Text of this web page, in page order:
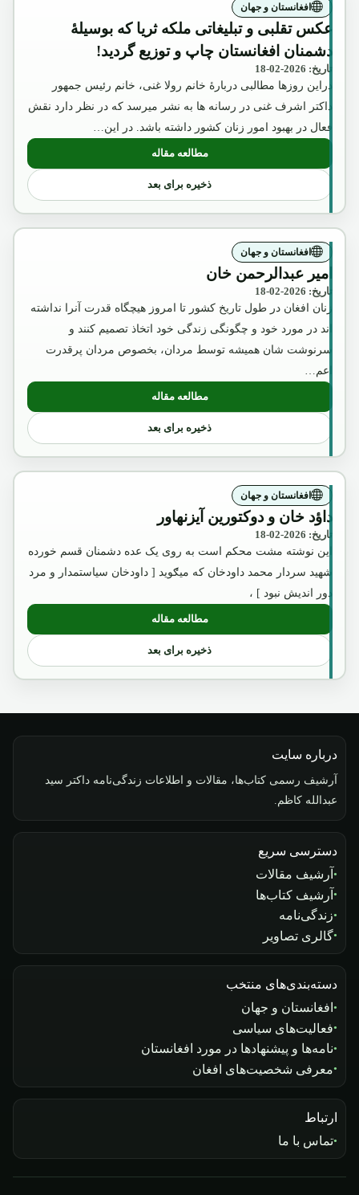
افغانستان و جهان
عکس تقلبی و تبلیغاتی ملکه ثریا که بوسیلۀ
دشمنان افغانستان چاپ و توزیع گردید!
تاریخ: 2026-02-18
دراین روزها مطالبی دربارۀ خانم رولا غنی، خانم رئیس جمهور
داکتر اشرف غنی در رسانه ها به نشر میرسد که در نظر دارد نقش
فعال در بهبود امور زنان کشور داشته باشد. در این…
مطالعه مقاله: عکس تقلبی و تبلیغاتی ملکه ثریا که
ذخیره برای بعد
افغانستان و جهان
امیر عبدالرحمن خان
تاریخ: 2026-02-18
زنان افغان در طول تاریخ کشور تا امروز هیچگاه قدرت آنرا نداشته
اند در مورد خود و چگونگی زندگی خود اتخاذ تصمیم کنند و
سرنوشت شان همیشه توسط مردان، بخصوص مردان پرقدرت
اعم…
مطالعه مقاله: امیر عبدالرحمن خان
ذخیره برای بعد
افغانستان و جهان
داؤد خان و دوکتورین آیزنهاور
تاریخ: 2026-02-18
این نوشته مشت محکم است به روی یک عده دشمنان قسم خورده
شهید سردار محمد داودخان که میګوید [ داودخان سیاستمدار و مرد
دور اندیش نبود ] ،
مطالعه مقاله: داؤد خان و دوکتورین آیزنهاور
ذخیره برای بعد
درباره سایت
آرشیف رسمی کتاب‌ها، مقالات و اطلاعات زندگی‌نامه داکتر سید
عبدالله کاظم.
دسترسی سریع
آرشیف مقالات
آرشیف کتاب‌ها
زندگی‌نامه
گالری تصاویر
دسته‌بندی‌های منتخب
افغانستان و جهان
فعالیت‌های سیاسی
نامه‌ها و پیشنهادها در مورد افغانستان
معرفی شخصیت‌های افغان
ارتباط
تماس با ما